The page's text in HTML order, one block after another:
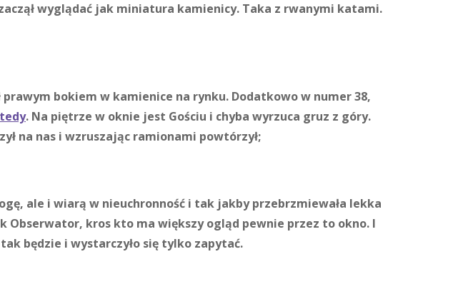
wyglądać jak miniatura kamienicy. Taka z rwanymi katami.
bokiem w kamienice na rynku. Dodatkowo w numer 38,
. Na piętrze w oknie jest Gościu i chyba wyrzuca gruz z góry.
na nas i wzruszając ramionami powtórzył;
ale i wiarą w nieuchronność i tak jakby przebrzmiewała lekka
kros kto ma większy ogląd pewnie przez to okno. I
będzie i wystarczyło się tylko zapytać.